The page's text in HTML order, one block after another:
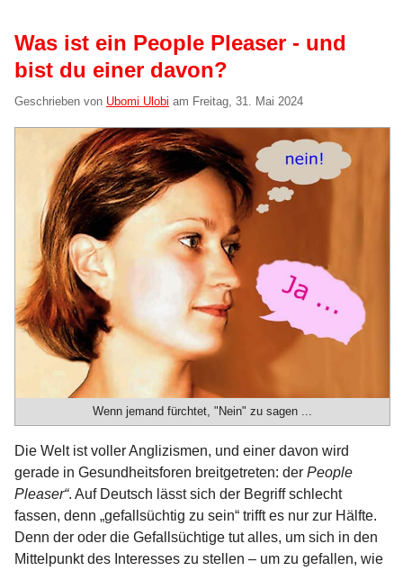
Was ist ein People Pleaser - und
bist du einer davon?
Geschrieben von Ubomi Ulobi am Freitag, 31. Mai 2024
Wenn jemand fürchtet, "Nein" zu sagen ...
Die Welt ist voller Anglizismen, und einer davon wird
gerade in Gesundheitsforen breitgetreten: der People
Pleaser“. Auf Deutsch lässt sich der Begriff schlecht
fassen, denn „gefallsüchtig zu sein“ trifft es nur zur Hälfte.
Denn der oder die Gefallsüchtige tut alles, um sich in den
Mittelpunkt des Interesses zu stellen – um zu gefallen, wie